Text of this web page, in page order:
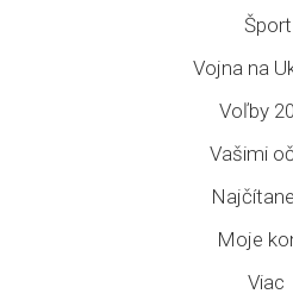
Šport
Vojna na
Voľby
Vašimi
Moje
Viac